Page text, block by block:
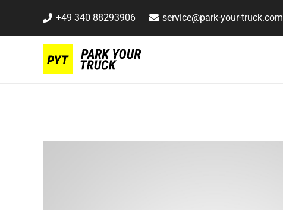
+49 340 88293906 service@park-your-truck.com